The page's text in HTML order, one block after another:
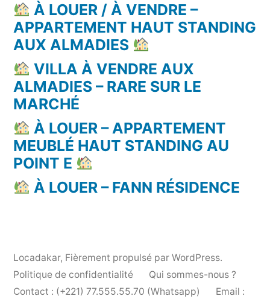
À LOUER / À VENDRE –
APPARTEMENT HAUT STANDING
AUX ALMADIES
VILLA À VENDRE AUX
ALMADIES – RARE SUR LE
MARCHÉ
À LOUER – APPARTEMENT
MEUBLÉ HAUT STANDING AU
POINT E
À LOUER – FANN RÉSIDENCE
Locadakar, Fièrement propulsé par WordPress.
Politique de confidentialité
Qui sommes-nous ?
Contact : (+221) 77.555.55.70 (Whatsapp)
Email :